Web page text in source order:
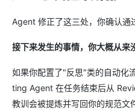
Agent 修正了这三处，你确认通
接下来发生的事情，你大概从来
如果你配置了"反思"类的自动
ting Agent 在任务结束后从
教训会被提炼并写回你的规范文